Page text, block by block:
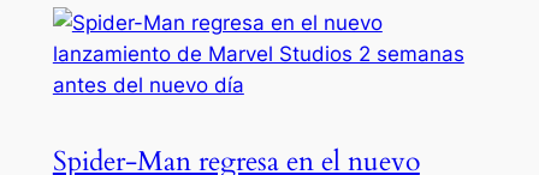
Spider-Man regresa en el nuevo